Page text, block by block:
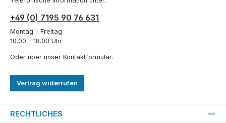
+49 (0) 7195 90 76 631
Montag - Freitag
10.00 - 18.00 Uhr
Oder über unser Kontaktformular.
Vertrag widerrufen
RECHTLICHES